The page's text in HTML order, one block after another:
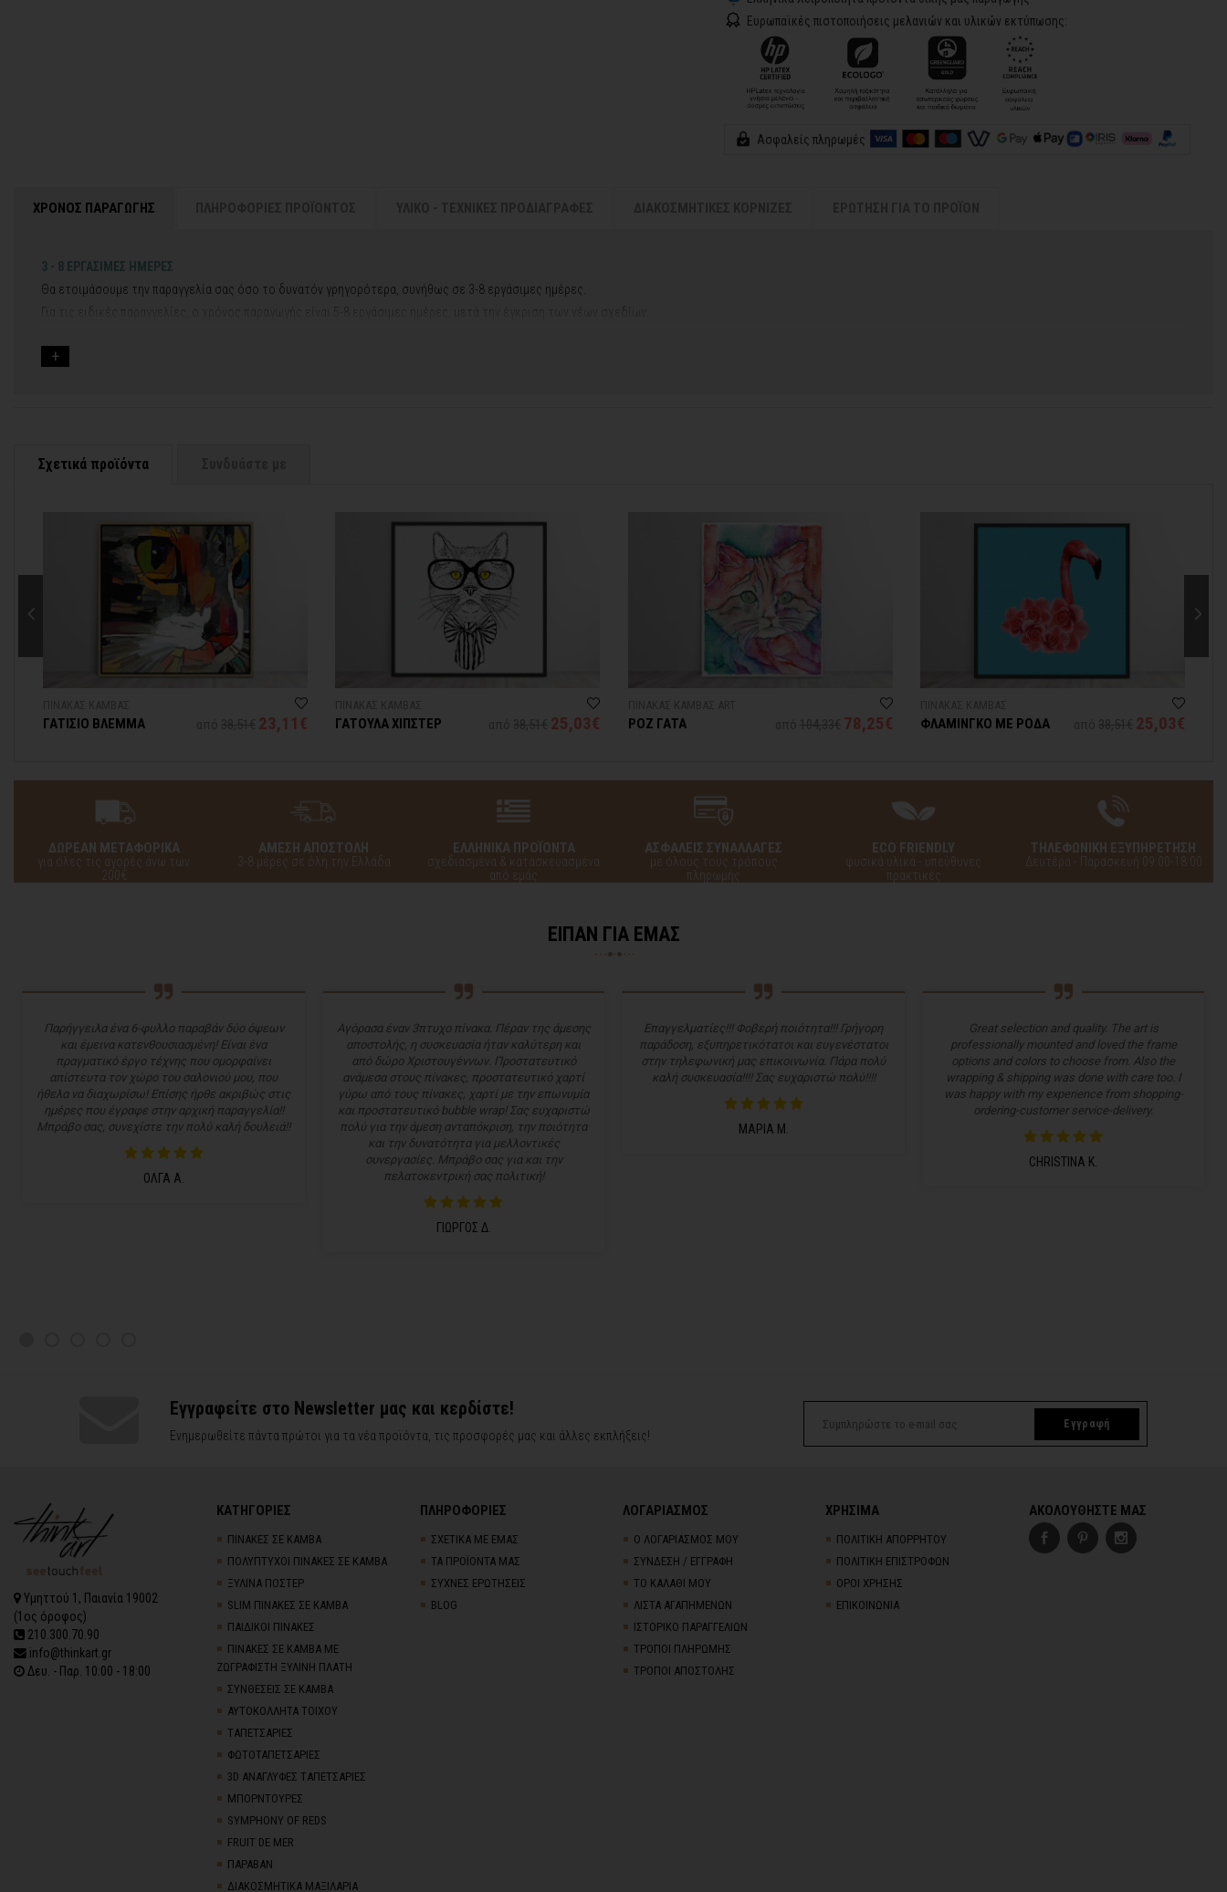
Ευρωπαϊκές πιστοποιήσεις μελανιών και υλικών εκτύπωσης:
Ασφαλείς πληρωμές
ΧΡΟΝΟΣ ΠΑΡΑΓΩΓΗΣ
3 - 8 ΕΡΓΑΣΙΜΕΣ ΗΜΕΡΕΣ
Θα ετοιμάσουμε την παραγγελία σας όσο το δυνατόν γρηγορότερα, συνήθως σε 3-8 εργάσιμες ημέρες.
Εάν η αποστολή πραγματοποιείται κατά τη διάρκεια μεγάλων εορτών ή αργιών ή καλοκαιρινών διακοπών, μπορεί να χρειαστεί λίγος περισσότερος χρόνος για να παραδοθεί.
Σχετικά προϊόντα
ΓΑΤΙΣΙΟ ΒΛΕΜΜΑ 23,11€ ΓΑΤΟΥΛΑ ΧΙΠΣΤΕΡ 25,03€ ΡΟΖ ΓΑΤΑ 78,25€ ΦΛΑΜΙΝΓΚΟ ΜΕ ΡΟΔΑ 25,03€
ΔΩΡΕΑΝ ΜΕΤΑΦΟΡΙΚΑ
για όλες τις αγορές άνω των
200€
ΑΜΕΣΗ ΑΠΟΣΤΟΛΗ
3-8 μέρες σε όλη την Ελλάδα
ΕΛΛΗΝΙΚΑ ΠΡΟΪΟΝΤΑ
σχεδιασμένα & κατασκευασμένα
από εμάς
ΑΣΦΑΛΕΙΣ ΣΥΝΑΛΛΑΓΕΣ
με όλους τους τρόπους
πληρωμής
ECO FRIENDLY
φυσικά υλικά - υπεύθυνες
πρακτικές
ΤΗΛΕΦΩΝΙΚΗ ΕΞΥΠΗΡΕΤΗΣΗ
Δευτέρα - Παρασκευή 09:00-18:00
ΕΙΠΑΝ ΓΙΑ ΕΜΑΣ
Παρήγγειλα ένα 6-φυλλο παραβάν δύο όψεων
και έμεινα κατενθουσιασμένη! Είναι ένα
πραγματικό έργο τέχνης που ομορφαίνει
απίστευτα τον χώρο του σαλονιού μου, που
ήθελα να διαχωρίσω! Επίσης ήρθε ακριβώς στις
ημέρες που έγραφε στην αρχική παραγγελία!!
Μπράβο σας, συνεχίστε την πολύ καλή δουλειά!!
ΟΛΓΑ Α.
Αγόρασα έναν 3πτυχο πίνακα. Πέραν της άμεσης
αποστολής, η συσκευασία ήταν καλύτερη και
από δώρο Χριστουγέννων. Προστατευτικό
ανάμεσα στους πίνακες, προστατευτικό χαρτί
γύρω από τους πίνακες, χαρτί με την επωνυμία
και προστατευτικό bubble wrap! Σας ευχαριστώ
πολύ για την άμεση ανταπόκριση, την ποιότητα
και την δυνατότητα για μελλοντικές
συνεργασίες. Μπράβο σας για και την
πελατοκεντρική σας πολιτική!
ΓΙΩΡΓΟΣ Δ.
Επαγγελματίες!!! Φοβερή ποιότητα!!! Γρήγορη
παράδοση, εξυπηρετικότατοι και ευγενέστατοι
στην τηλεφωνική μας επικοινωνία. Πάρα πολύ
καλή συσκευασία!!!! Σας ευχαριστώ πολύ!!!!
ΜΑΡΙΑ Μ.
Great selection and quality. The art is
professionally mounted and loved the frame
options and colors to choose from. Also the
wrapping & shipping was done with care too. I
was happy with my experience from shopping-
ordering-customer service-delivery.
CHRISTINA K.
Εγγραφείτε στο Newsletter μας και κερδίστε!
Ενημερωθείτε πάντα πρώτοι για τα νέα προϊόντα, τις προσφορές μας και άλλες εκπλήξεις!
Εγγραφή
Υμηττού 1, Παιανία 19002
(1ος όροφος)
210.300.70.90
info@thinkart.gr
Δευ. - Παρ. 10:00 - 18:00
ΚΑΤΗΓΟΡΙΕΣ
ΠΙΝΑΚΕΣ ΣΕ ΚΑΜΒΑ
ΠΟΛΥΠΤΥΧΟΙ ΠΙΝΑΚΕΣ ΣΕ ΚΑΜΒΑ
ΞΥΛΙΝΑ ΠΟΣΤΕΡ
SLIM ΠΙΝΑΚΕΣ ΣΕ ΚΑΜΒΑ
ΠΑΙΔΙΚΟΙ ΠΙΝΑΚΕΣ
ΠΙΝΑΚΕΣ ΣΕ ΚΑΜΒΑ ΜΕ
ΖΩΓΡΑΦΙΣΤΗ ΞΥΛΙΝΗ ΠΛΑΤΗ
ΣΥΝΘΕΣΕΙΣ ΣΕ ΚΑΜΒΑ
ΑΥΤΟΚΟΛΛΗΤΑ ΤΟΙΧΟΥ
TΑΠΕΤΣΑΡΙΕΣ
ΦΩΤΟΤΑΠΕΤΣΑΡΙΕΣ
3D AΝΑΓΛΥΦΕΣ TΑΠΕΤΣΑΡΙΕΣ
ΜΠΟΡΝΤΟΥΡΕΣ
SYMPHONY OF REDS
FRUIT DE MER
ΠΑΡΑΒΑΝ
ΔΙΑΚΟΣΜΗΤΙΚΑ ΜΑΞΙΛΑΡΙΑ
ΠΛΗΡΟΦΟΡΙΕΣ
ΣΧΕΤΙΚΑ ΜΕ ΕΜΑΣ
ΤΑ ΠΡΟΪΟΝΤΑ ΜΑΣ
ΣΥΧΝΕΣ ΕΡΩΤΗΣΕΙΣ
BLOG
ΛΟΓΑΡΙΑΣΜΟΣ
Ο ΛΟΓΑΡΙΑΣΜΟΣ ΜΟΥ
ΣΥΝΔΕΣΗ / ΕΓΓΡΑΦΗ
ΤΟ ΚΑΛΑΘΙ ΜΟΥ
ΛΙΣΤΑ ΑΓΑΠΗΜΕΝΩΝ
ΙΣΤΟΡΙΚΟ ΠΑΡΑΓΓΕΛΙΩΝ
ΤΡΟΠΟΙ ΠΛΗΡΩΜΗΣ
ΤΡΟΠΟΙ ΑΠΟΣΤΟΛΗΣ
ΧΡΗΣΙΜΑ
ΠΟΛΙΤΙΚΗ ΑΠΟΡΡΗΤΟΥ
ΠΟΛΙΤΙΚΗ ΕΠΙΣΤΡΟΦΩΝ
ΟΡΟΙ ΧΡΗΣΗΣ
ΕΠΙΚΟΙΝΩΝΙΑ
ΑΚΟΛΟΥΘΗΣΤΕ ΜΑΣ